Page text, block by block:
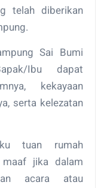
telah diberikan
Sai Bumi
Ibu dapat
kekayaan
serta kelezatan
tuan rumah
maaf jika dalam
acara atau